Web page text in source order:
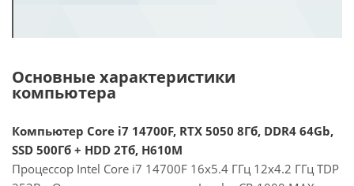
Основные характеристики
компьютера
Компьютер Core i7 14700F, RTX 5050 8Гб, DDR4 64Gb,
SSD 500Гб + HDD 2Тб, H610M
Процессор Intel Core i7 14700F 16x5.4 ГГц 12x4.2 ГГц TDP